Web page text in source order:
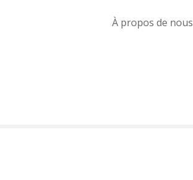
À propos de nous